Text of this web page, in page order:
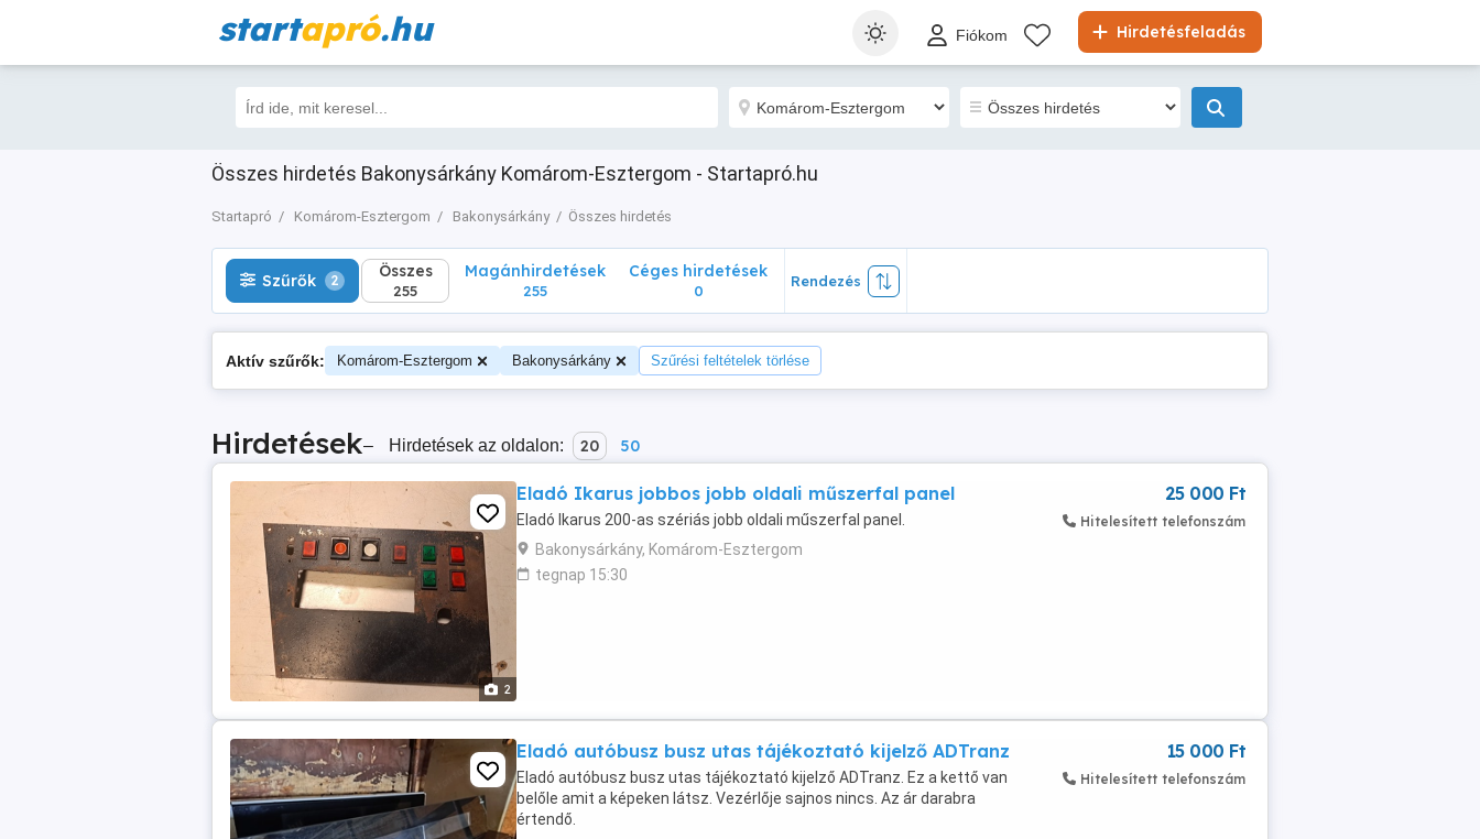
startapró.hu Hirdetésfeladás
Fiókom
Összes hirdetés Bakonysárkány Komárom-Esztergom - Startapró.hu
Startapró Komárom-Esztergom Bakonysárkány Összes hirdetés
Szűrők 2 Összes
255
Szűrők 2 Összes
255
Magánhirdetések
255
Céges hirdetések
0
Rendezés
Aktív szűrők: Komárom-Esztergom Bakonysárkány Szűrési feltételek törlése
Hirdetések– Hirdetések az oldalon: 20 50
2
Eladó Ikarus jobbos jobb oldali műszerfal panel
Eladó Ikarus 200-as szériás jobb oldali műszerfal panel.
Bakonysárkány, Komárom-Esztergom
tegnap 15:30
25 000 Ft
Hitelesített telefonszám
Eladó autóbusz busz utas tájékoztató kijelző ADTranz
Eladó autóbusz busz utas tájékoztató kijelző ADTranz. Ez a kettő van
belőle amit a képeken látsz. Vezérlője sajnos nincs. Az ár darabra
értendő.
15 000 Ft
Hitelesített telefonszám